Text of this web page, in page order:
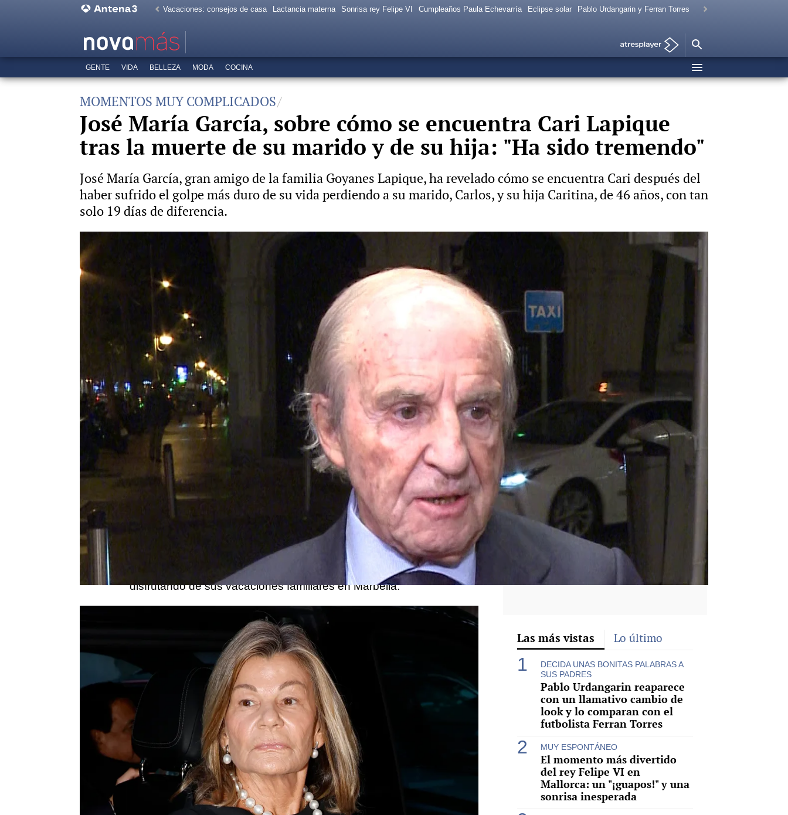
Vacaciones: consejos de casa Lactancia materna Sonrisa rey Felipe VI Cumpleaños Paula Echevarría Eclipse solar Pablo Urdangarin y Ferran Torres
GENTE VIDA BELLEZA MODA COCINA
MOMENTOS MUY COMPLICADOS
José María García, sobre cómo se encuentra Cari Lapique
tras la muerte de su marido y de su hija: "Ha sido tremendo"
José María García, gran amigo de la familia Goyanes Lapique, ha revelado cómo se encuentra Cari después del
haber sufrido el golpe más duro de su vida perdiendo a su marido, Carlos, y su hija Caritina, de 46 años, con tan
solo 19 días de diferencia.
Vídeo: Europa Press Foto: Europa Press
Cari Lapique reaparece en otra misa funeral 3 días después de la de su marido y su hija, Carlos y Caritina Goyanes
Europa Press
01 de octubre de 2024, 14:54 WhatsappFacebook
X Flipboard
Durísimos momentos para Cari Lapique, que el pasado mes de
agosto perdía, con apenas 19 días de diferencia, asu marido
Carlos Goyanes, y a su hija Caritina
, después de que ambos
sufriesen dos infartos fulminantes cuando se encontraban
disfrutando de sus vacaciones familiares en Marbella.
Las más vistas Lo último
DECIDA UNAS BONITAS PALABRAS A
SUS PADRES
Pablo Urdangarin reaparece
con un llamativo cambio de
look y lo comparan con el
futbolista Ferran Torres
MUY ESPONTÁNEO
El momento más divertido
del rey Felipe VI en
Mallorca: un "¡guapos!" y una
sonrisa inesperada